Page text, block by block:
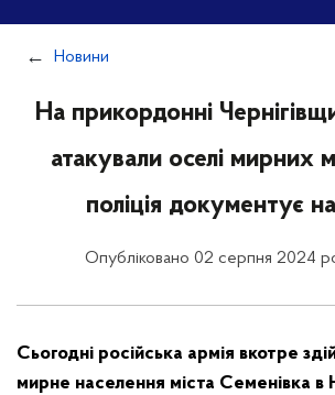
Новини
На прикордонні
атакували оселі мирних
поліція документує
Опубліковано 02 серпня 2024
Сьогодні російська армія вкотре
мирне населення міста Семенівка в